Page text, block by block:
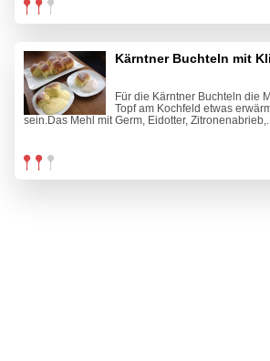
Kärntner Buchteln mit
Für die Kärntner Buchteln die
Topf am Kochfeld etwas
sein.Das Mehl mit Germ, Eidotter,